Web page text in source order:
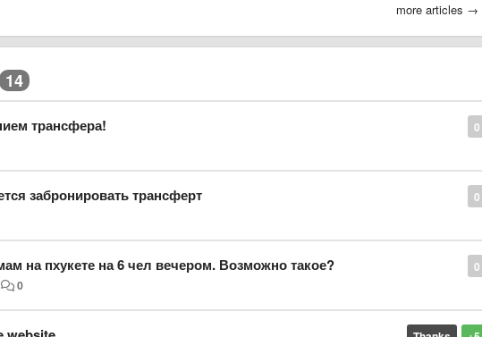
more articles →
14
0
трансфера!
0
забронировать трансферт
0
на пхукете на 6 чел вечером. Возможно такое?
0